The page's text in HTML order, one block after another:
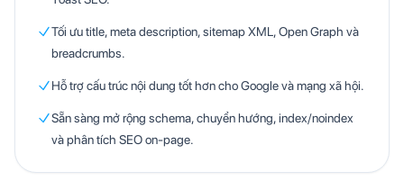
Tối ưu title, meta description, sitemap XML, Open Graph và
breadcrumbs.
Hỗ trợ cấu trúc nội dung tốt hơn cho Google và mạng xã hội.
Sẵn sàng mở rộng schema, chuyển hướng, index/noindex
và phân tích SEO on-page.